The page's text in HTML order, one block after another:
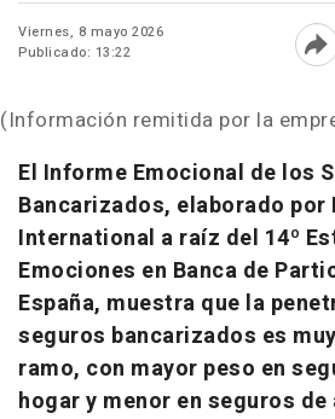
Viernes, 8 mayo 2026
Publicado: 13:22
(Información remitida por la
El Informe Emocional de los
Bancarizados, elaborado por
International a raíz del 14º
Emociones en Banca de
España, muestra que la
seguros bancarizados es
ramo, con mayor peso en
hogar y menor en seguros